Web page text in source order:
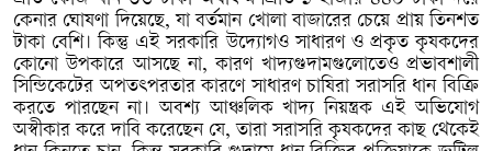
কেনার ঘোষণা দিয়েছে, যা বর্তমান খোলা বাজারের চেয়ে প্রায় তিনশত
টাকা বেশি। কিন্তু এই সরকারি উদ্যোগও সাধারণ ও প্রকৃত কৃষকদের
কোনো উপকারে আসছে না, কারণ খাদ্যগুদামগুলোতেও প্রভাবশালী
সিন্ডিকেটের অপতৎপরতার কারণে সাধারণ চাষিরা সরাসরি ধান বিক্রি
করতে পারছেন না। অবশ্য আঞ্চলিক খাদ্য নিয়ন্ত্রক এই অভিযোগ
অস্বীকার করে দাবি করেছেন যে, তারা সরাসরি কৃষকদের কাছ থেকেই